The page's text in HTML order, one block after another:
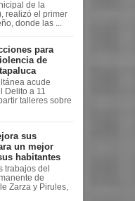
de la
realizó el primer
donde las ...
para
de
acude
Delito a 11
talleres sobre
sus
un mejor
habitantes
trabajos del
de
Zarza y Pirules,